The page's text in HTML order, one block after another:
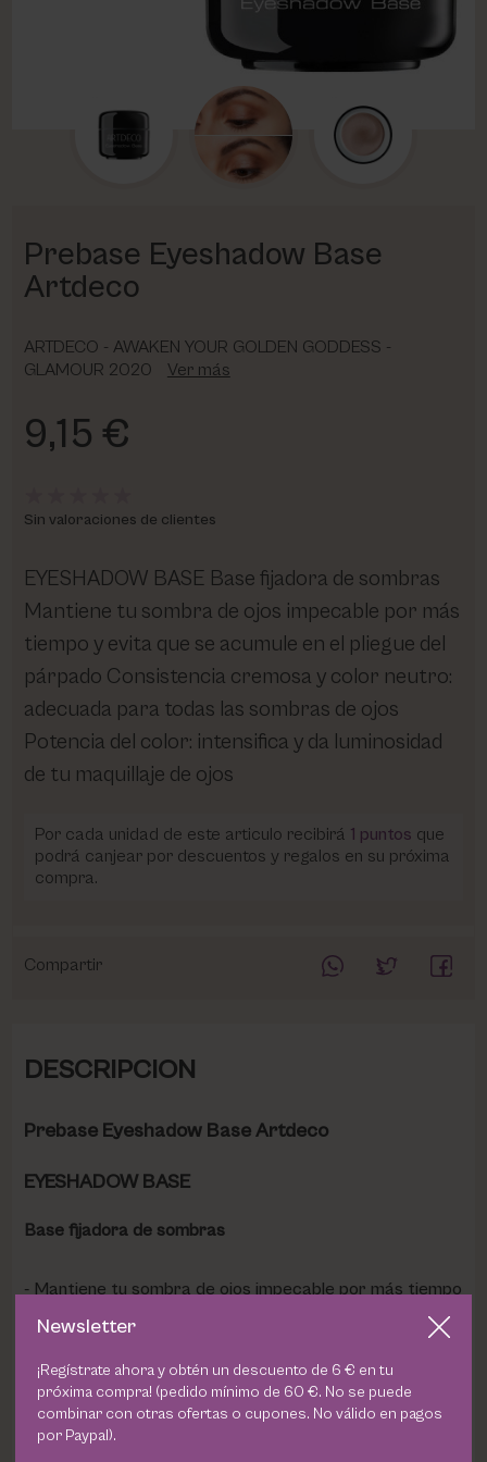
Prebase Eyeshadow Base
Artdeco
ARTDECO - AWAKEN YOUR GOLDEN GODDESS -
GLAMOUR 2020
Ver más
9,15 €
Sin valoraciones de clientes
EYESHADOW BASE Base fijadora de sombras
Mantiene tu sombra de ojos impecable por más
tiempo y evita que se acumule en el pliegue del
párpado Consistencia cremosa y color neutro:
adecuada para todas las sombras de ojos
Potencia del color: intensifica y da luminosidad
de tu maquillaje de ojos
Por cada unidad de este articulo recibirá 1 puntos que
podrá canjear por descuentos y regalos en su próxima
compra.
Compartir
DESCRIPCION
Prebase Eyeshadow Base Artdeco
EYESHADOW BASE
Base fijadora de sombras
Mantiene tu sombra de ojos impecable por más tiempo
y evita que se acumule en el pliegue del párpado
todas las sombras de ojos
Potencia del color: intensifica y da luminosidad de tu
maquillaje de ojos
Newsletter
¡Regístrate ahora y obtén un descuento de 6 € en tu
próxima compra! (pedido mínimo de 60 €. No se puede
combinar con otras ofertas o cupones. No válido en pagos
por Paypal).